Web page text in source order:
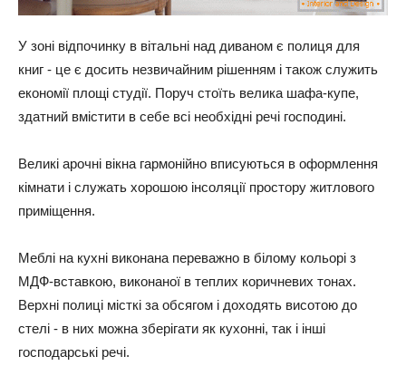
У зоні відпочинку в вітальні над диваном є полиця для
книг - це є досить незвичайним рішенням і також служить
економії площі студії. Поруч стоїть велика шафа-купе,
здатний вмістити в себе всі необхідні речі господині.
Великі арочні вікна гармонійно вписуються в оформлення
кімнати і служать хорошою інсоляції простору житлового
приміщення.
Меблі на кухні виконана переважно в білому кольорі з
МДФ-вставкою, виконаної в теплих коричневих тонах.
Верхні полиці місткі за обсягом і доходять висотою до
стелі - в них можна зберігати як кухонні, так і інші
господарські речі.